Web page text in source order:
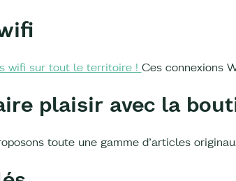
wifi sur tout le territoire ! Ces connexions
plaisir avec la
toute une gamme d’articles